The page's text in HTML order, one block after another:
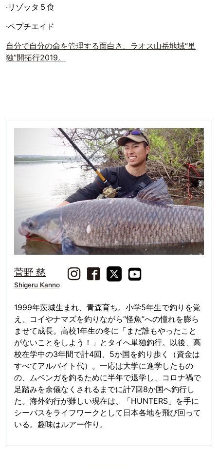
·リゾッタ５食
·ペプチエイド
自分で自分の命を管理する面白さ。ラオス山岳地域“単
独”開拓行2019。
菅野 慈
Shigeru Kanno
1999年茨城生まれ、青森育ち。小学5年生で釣りを覚
え、コイやナマズを釣りながら“怪魚”への憧れを膨ら
ませて成長。高校1年生の冬に「まだ誰もやったこと
がないことをしよう！」とタイへ単独釣行。以後、高
校在学中の3年間で計4回、5か国を釣り歩く（資金は
すべてアルバイト代）。一応は大学に進学したもの
の、ムベンガを釣るために半年で退学し、コロナ禍で
足踏みを余儀なくされるまでに計7回8か国へ釣行し
た。海外釣行が難しい現在は、「HUNTERS」を手に
シーバスをライフワークとして日本各地を飛び回って
いる。趣味はルアー作り。